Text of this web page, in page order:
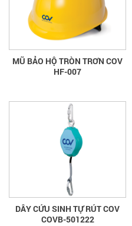
MŨ BẢO HỘ TRÒN TRƠN COV
HF-007
DÂY CỨU SINH TỰ RÚT COV
COVB-501222